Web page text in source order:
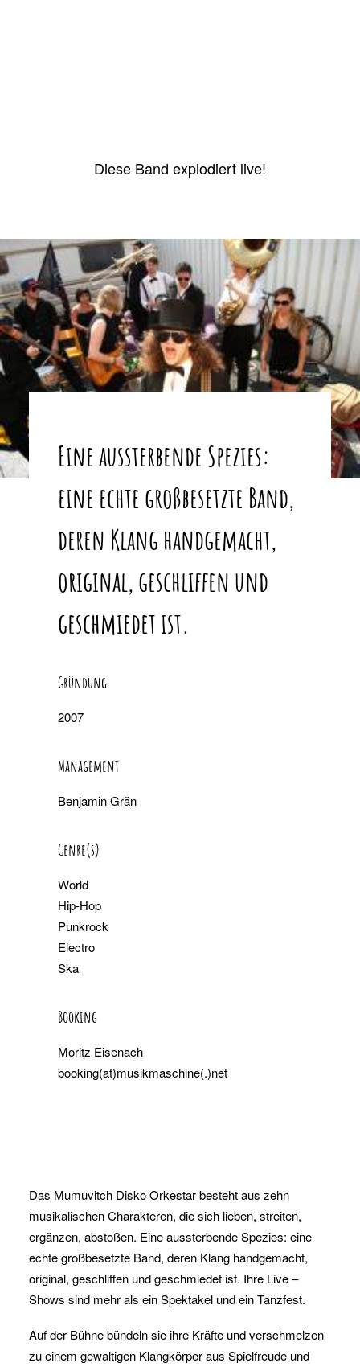
Diese Band explodiert live!
Eine aussterbende Spezies:
eine echte großbesetzte Band,
deren Klang handgemacht,
original, geschliffen und
geschmiedet ist.
Gründung
2007
Management
Benjamin Grän
Genre(s)
World
Hip-Hop
Punkrock
Electro
Ska
Booking
Moritz Eisenach
booking(at)musikmaschine(.)net
Das Mumuvitch Disko Orkestar besteht aus zehn
musikalischen Charakteren, die sich lieben, streiten,
ergänzen, abstoßen. Eine aussterbende Spezies: eine
echte großbesetzte Band, deren Klang handgemacht,
original, geschliffen und geschmiedet ist. Ihre Live –
Shows sind mehr als ein Spektakel und ein Tanzfest.
Auf der Bühne bündeln sie ihre Kräfte und verschmelzen
zu einem gewaltigen Klangkörper aus Spielfreude und